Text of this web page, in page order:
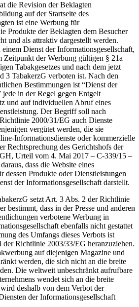
die Revision der Beklagten
auf der Startseite des
ist eine Werbung für
Produkte der Beklagten dem Besucher
und als attraktiv dargestellt werden.
Dienst der Informationsgesellschaft,
Zeitpunkt der Werbung gültigen § 21a
Tabakgesetzes und nach dem jetzt
3 TabakerzG verboten ist. Nach den
Bestimmungen ist “Dienst der
in der Regel gegen Entgelt
und auf individuellen Abruf eines
Der Begriff soll nach
2000/31/EG auch Dienste
vergütet werden, die sie
Informationsdienste oder kommerzielle
Rechtsprechung des Gerichtshofs der
Urteil vom 4. Mai 2017 – C-339/15 –
dass die Website eines
dessen Produkte oder Dienstleistungen
der Informationsgesellschaft darstellt.
setzt Art. 3 Abs. 2 der Richtlinie
bestimmt, dass in der Presse und anderen
verbotene Werbung in
ebenfalls nicht gestattet
des Umfangs dieses Verbots ist
der Richtlinie 2003/33/EG heranzuziehen.
auf diejenigen Magazine und
werden, die sich nicht an die breite
Die weltweit unbeschränkt aufrufbare
wendet sich an die breite
deshalb von dem Verbot der
der Informationsgesellschaft